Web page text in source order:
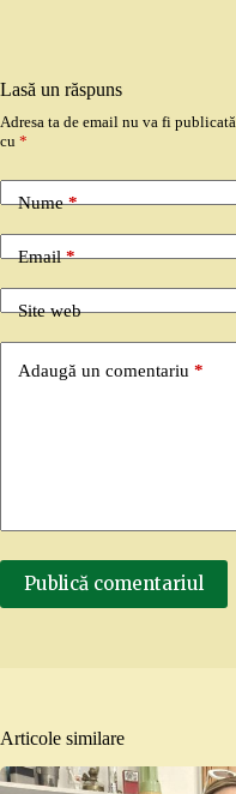
Lasă un răspuns
Adresa ta de email nu va fi publicată.
cu *
Nume*
Email*
Site web
Adaugă un comentariu *
Publică comentariul
Articole similare